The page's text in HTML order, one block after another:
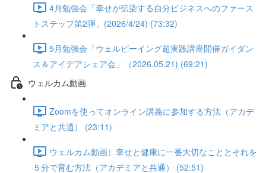
4月勉強会「幸せが伝染する自分ビジネスへのファース
トステップ第2弾」(2026/4/24) (73:32)
5月勉強会「ウェルビーイング超実践講座開催ガイダン
ス＆アイデアシェア会」（2026.05.21) (69:21)
ウェルカム動画
Zoomを使ってオンライン講義に参加する方法（アカデ
ミアと共通） (23:11)
ウェルカム動画）幸せと健康に一番大切なこととそれを
５分で育む方法（アカデミアと共通） (52:51)